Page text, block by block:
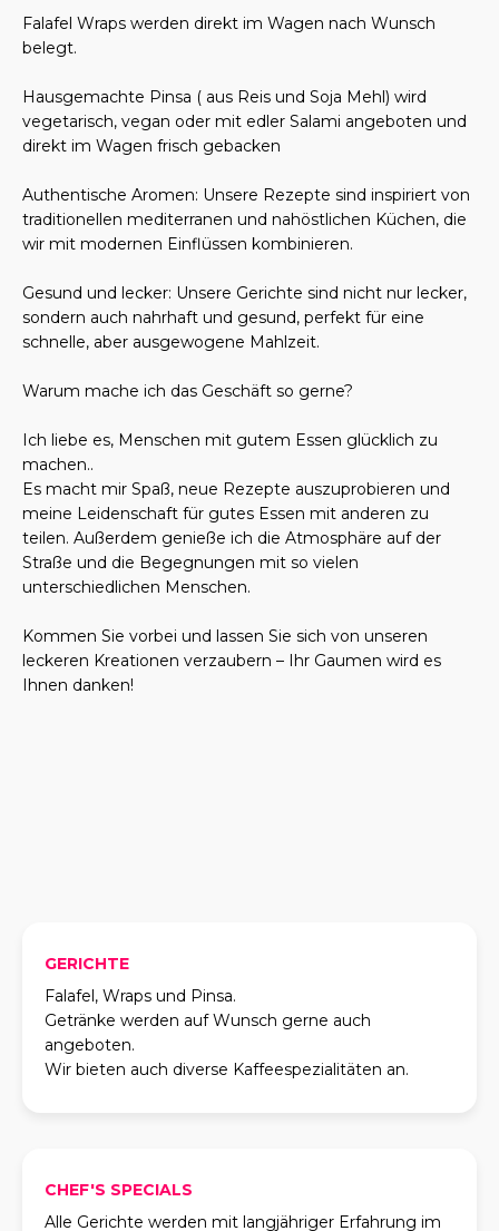
Falafel Wraps werden direkt im Wagen nach Wunsch
belegt.
Hausgemachte Pinsa ( aus Reis und Soja Mehl) wird
vegetarisch, vegan oder mit edler Salami angeboten und
direkt im Wagen frisch gebacken
Authentische Aromen: Unsere Rezepte sind inspiriert von
traditionellen mediterranen und nahöstlichen Küchen, die
wir mit modernen Einflüssen kombinieren.
Gesund und lecker: Unsere Gerichte sind nicht nur lecker,
sondern auch nahrhaft und gesund, perfekt für eine
schnelle, aber ausgewogene Mahlzeit.
Warum mache ich das Geschäft so gerne?
Ich liebe es, Menschen mit gutem Essen glücklich zu
machen..
Es macht mir Spaß, neue Rezepte auszuprobieren und
meine Leidenschaft für gutes Essen mit anderen zu
teilen. Außerdem genieße ich die Atmosphäre auf der
Straße und die Begegnungen mit so vielen
unterschiedlichen Menschen.
Kommen Sie vorbei und lassen Sie sich von unseren
leckeren Kreationen verzaubern – Ihr Gaumen wird es
Ihnen danken!
GERICHTE
Falafel, Wraps und Pinsa.
Getränke werden auf Wunsch gerne auch
angeboten.
Wir bieten auch diverse Kaffeespezialitäten an.
CHEF'S SPECIALS
Alle Gerichte werden mit langjähriger Erfahrung im